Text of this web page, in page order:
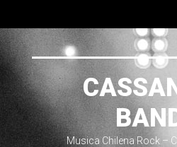
Musica Chilena Rock –